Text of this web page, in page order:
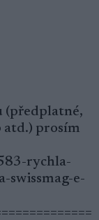
(předplatné,
atd.) prosím
rychla-
swissmag-e-